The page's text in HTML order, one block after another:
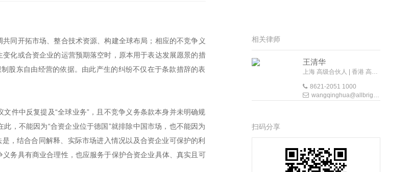
同开拓市场、整合技术资源、构建全球布局；相应的不竞争义
化或合资企业的运营预期落空时，原本用于表达发展愿景的措
股东自由经营的依据。由此产生的纠纷不仅在于条款措辞的表
件中反复提及“全球业务”，且不竞争义务条款本身并未明确规
，不能因为“合资企业位于德国”就排除中国市场，也不能因为
，结合合同解释、实际市场进入情况以及合资企业可保护的利
务具有商业合理性，也应服务于保护合资企业具体、真实且可
相关律师
王清华
上海 高级合伙人 | 香港 高级外地法律顾问
8621-2051 1000
wangqinghua@allbrightlaw.com
扫码分享